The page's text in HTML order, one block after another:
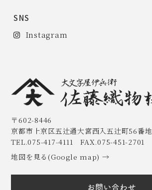
SNS
Instagram
〒602-8446
京都市上京区五辻通大宮西入五辻町56番地
TEL.075-417-4111 FAX.075-451-2701
地図を見る(Google map) →